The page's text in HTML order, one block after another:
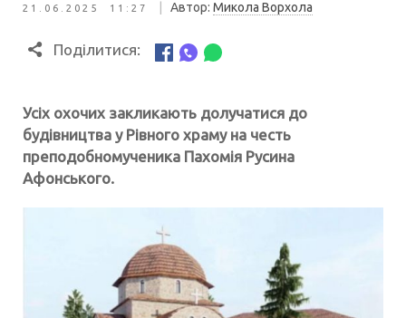
21.06.2025 11:27 Автор: Микола Ворхола
Поділитися:
Усіх охочих закликають долучатися до
будівництва у Рівного храму на честь
преподобномученика Пахомія Русина
Афонського.